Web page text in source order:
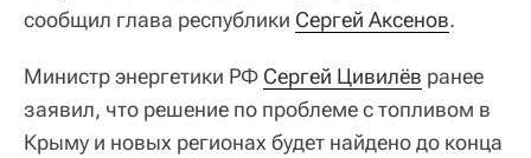
сообщил глава республики Сергей Аксенов.
Министр энергетики РФ Сергей Цивилёв ранее
заявил, что решение по проблеме с топливом в
Крыму и новых регионах будет найдено до конца